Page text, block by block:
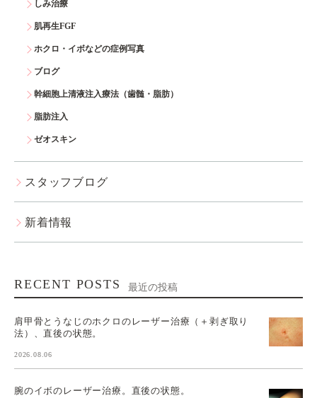
しみ治療
肌再生FGF
ホクロ・イボなどの症例写真
ブログ
幹細胞上清液注入療法（歯髄・脂肪）
脂肪注入
ゼオスキン
スタッフブログ
新着情報
RECENT POSTS 最近の投稿
肩甲骨とうなじのホクロのレーザー治療（＋剥ぎ取り
法）、直後の状態。
2026.08.06
腕のイボのレーザー治療。直後の状態。